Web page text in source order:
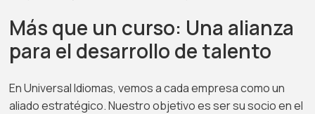
Más que un curso: Una alianza
para el desarrollo de talento
En Universal Idiomas, vemos a cada empresa como un
aliado estratégico. Nuestro objetivo es ser su socio en el